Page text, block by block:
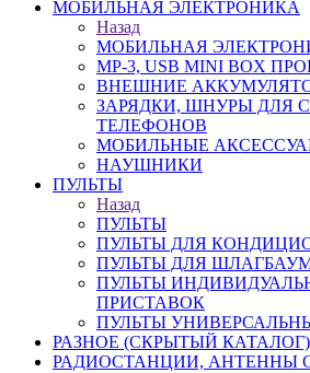
МОБИЛЬНАЯ ЭЛЕКТРОНИКА
Назад
МОБИЛЬНАЯ
MP-3, USB MINI BOX
ВНЕШНИЕ
ЗАРЯДКИ, ШНУРЫ ДЛЯ
ТЕЛЕФОНОВ
МОБИЛЬНЫЕ
НАУШНИКИ
ПУЛЬТЫ
Назад
ПУЛЬТЫ
ПУЛЬТЫ ДЛЯ
ПУЛЬТЫ ДЛЯ
ПУЛЬТЫ
ПРИСТАВОК
ПУЛЬТЫ
РАЗНОЕ (СКРЫТЫЙ КАТАЛОГ)
РАДИОСТАНЦИИ, АНТЕННЫ